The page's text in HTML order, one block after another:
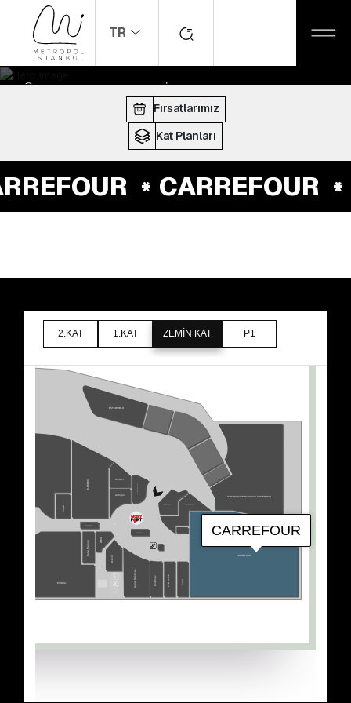
TR
ANASAYFA MAĞAZALAR
CARREFOUR
ÇALIŞMA SAATLERI:10:00 - 22:00
Fırsatlarımız
Kat Planları
CARREFOUR